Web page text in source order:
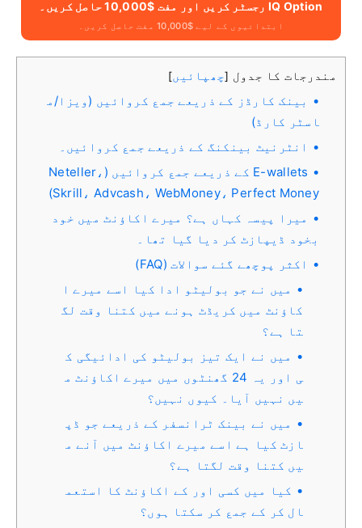
IQ Option رجسٹر کریں اور مفت $10,000 حاصل کریں۔
ابتدائیوں کے لیے $10,000 مفت حاصل کریں۔
مندرجات کا جدول [چھپائیں]
بینک کارڈز کے ذریعے جمع کروائیں (ویزا/م
اسٹر کارڈ)
انٹرنیٹ بینکنگ کے ذریعے جمع کروائیں۔
E-wallets کے ذریعے جمع کروائیں (Neteller،
Skrill، Advcash، WebMoney، Perfect Money)
میرا پیسہ کہاں ہے؟ میرے اکاؤنٹ میں خود
بخود ڈیپازٹ کر دیا گیا تھا۔
اکثر پوچھے گئے سوالات (FAQ)
میں نے جو بولیٹو ادا کیا اسے میرے ا
کاؤنٹ میں کریڈٹ ہونے میں کتنا وقت لگ
تا ہے؟
میں نے ایک تیز بولیٹو کی ادائیگی ک
ی اور یہ 24 گھنٹوں میں میرے اکاؤنٹ م
یں نہیں آیا۔ کیوں نہیں؟
میں نے بینک ٹرانسفر کے ذریعے جو ڈپ
ازٹ کیا ہے اسے میرے اکاؤنٹ میں آنے م
یں کتنا وقت لگتا ہے؟
کیا میں کسی اور کے اکاؤنٹ کا استعم
ال کر کے جمع کر سکتا ہوں؟